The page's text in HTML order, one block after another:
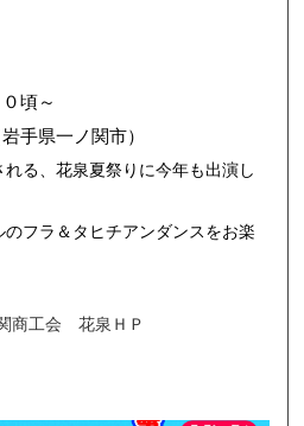
頃～
手県一ノ関市）
る、花泉夏祭りに今年も出演し
フラ＆タヒチアンダンスをお楽
商工会 花泉ＨＰ